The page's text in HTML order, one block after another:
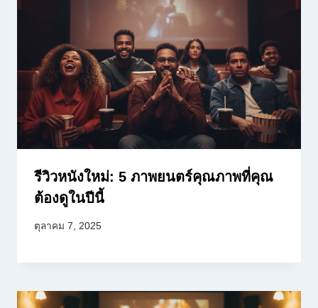
รีวิวหนังใหม่: 5 ภาพยนตร์คุณภาพที่คุณ
ต้องดูในปีนี้
ตุลาคม 7, 2025